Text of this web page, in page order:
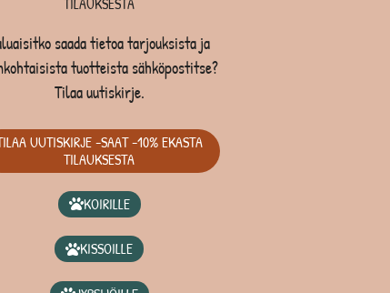
saada tietoa tarjouksista ja
tuotteista sähköpostitse?
Tilaa uutiskirje.
UUTISKIRJE -SAAT -10% EKASTA
TILAUKSESTA
KOIRILLE
KISSOILLE